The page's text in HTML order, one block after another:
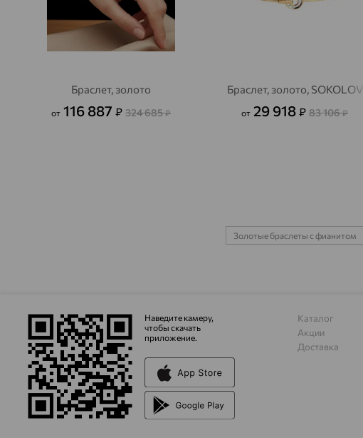
Браслет, золото
от 116 887 ₽ 324 685₽
Браслет, золото, SOKOLOV
от 29 918 ₽ 83 106₽
Золотые браслеты с фианитом
Наведите камеру,
чтобы скачать
приложение.
Каталог
Акции
Доставка